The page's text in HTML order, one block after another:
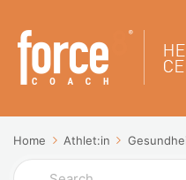
Home Athlet:in
Search